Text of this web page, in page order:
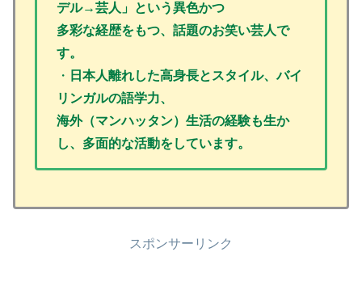
デル→芸人」という異色かつ
多彩な経歴をもつ、話題のお笑い芸人で
す。
・ 日本人離れした高身長とスタイル、バイ
リンガルの語学力、
海外（マンハッタン）生活の経験も生か
し、多面的な活動をしています。
スポンサーリンク